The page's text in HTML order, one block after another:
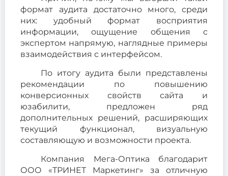
формат аудита достаточно много, среди
них: удобный формат восприятия
информации, ощущение общения с
экспертом напрямую, наглядные примеры
взаимодействия с интерфейсом.
По итогу аудита были представлены
рекомендации по повышению
конверсионных свойств сайта и
юзабилити, предложен ряд
дополнительных решений, расширяющих
текущий функционал, визуальную
составляющую и возможности проекта.
Компания Мега-Оптика благодарит
ООО «ТРИНЕТ Маркетинг» за отличную